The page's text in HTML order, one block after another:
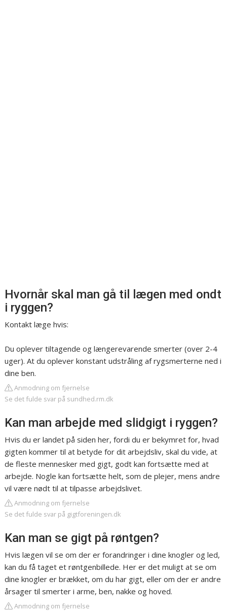
Hvornår skal man gå til lægen med ondt
i ryggen?
Kontakt læge hvis:
Du oplever tiltagende og længerevarende smerter (over 2-4
uger). At du oplever konstant udstråling af rygsmerterne ned i
dine ben.
Anmodning om fjernelse
Se det fulde svar på sundhed.rm.dk
Kan man arbejde med slidgigt i ryggen?
Hvis du er landet på siden her, fordi du er bekymret for, hvad
gigten kommer til at betyde for dit arbejdsliv, skal du vide, at
de fleste mennesker med gigt, godt kan fortsætte med at
arbejde. Nogle kan fortsætte helt, som de plejer, mens andre
vil være nødt til at tilpasse arbejdslivet.
Anmodning om fjernelse
Se det fulde svar på gigtforeningen.dk
Kan man se gigt på røntgen?
Hvis lægen vil se om der er forandringer i dine knogler og led,
kan du få taget et røntgenbillede. Her er det muligt at se om
dine knogler er brækket, om du har gigt, eller om der er andre
årsager til smerter i arme, ben, nakke og hoved.
Anmodning om fjernelse